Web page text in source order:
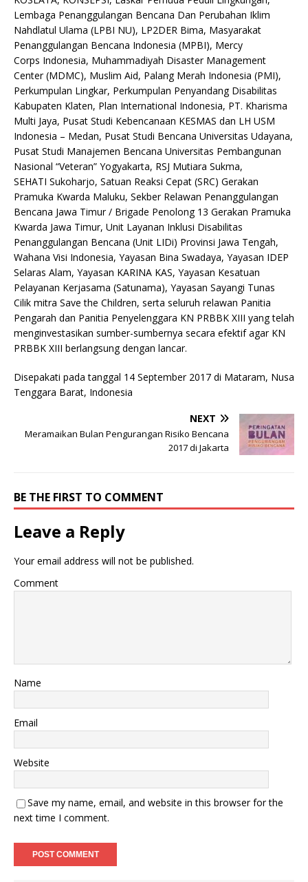
Lembaga Penanggulangan Bencana Dan Perubahan Iklim
Nahdlatul Ulama (LPBI NU), LP2DER Bima, Masyarakat
Penanggulangan Bencana Indonesia (MPBI), Mercy
Corps Indonesia, Muhammadiyah Disaster Management
Center (MDMC), Muslim Aid, Palang Merah Indonesia (PMI),
Perkumpulan Lingkar, Perkumpulan Penyandang Disabilitas
Kabupaten Klaten, Plan International Indonesia, PT. Kharisma
Multi Jaya, Pusat Studi Kebencanaan KESMAS dan LH USM
Indonesia – Medan, Pusat Studi Bencana Universitas Udayana,
Pusat Studi Manajemen Bencana Universitas Pembangunan
Nasional “Veteran” Yogyakarta, RSJ Mutiara Sukma,
SEHATI Sukoharjo, Satuan Reaksi Cepat (SRC) Gerakan
Pramuka Kwarda Maluku, Sekber Relawan Penanggulangan
Bencana Jawa Timur / Brigade Penolong 13 Gerakan Pramuka
Kwarda Jawa Timur, Unit Layanan Inklusi Disabilitas
Penanggulangan Bencana (Unit LIDi) Provinsi Jawa Tengah,
Wahana Visi Indonesia, Yayasan Bina Swadaya, Yayasan IDEP
Selaras Alam, Yayasan KARINA KAS, Yayasan Kesatuan
Pelayanan Kerjasama (Satunama), Yayasan Sayangi Tunas
Cilik mitra Save the Children, serta seluruh relawan Panitia
Pengarah dan Panitia Penyelenggara KN PRBBK XIII yang telah
menginvestasikan sumber-sumbernya secara efektif agar KN
PRBBK XIII berlangsung dengan lancar.
Disepakati pada tanggal 14 September 2017 di Mataram, Nusa
Tenggara Barat, Indonesia
NEXT
Meramaikan Bulan Pengurangan Risiko Bencana
2017 di Jakarta
BE THE FIRST TO COMMENT
Leave a Reply
Your email address will not be published.
Comment
Name
Email
Website
Save my name, email, and website in this browser for the
next time I comment.